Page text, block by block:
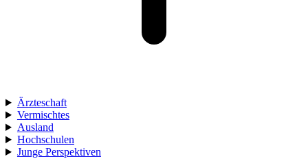
Ärzteschaft
Vermischtes
Ausland
Hochschulen
Junge Perspektiven